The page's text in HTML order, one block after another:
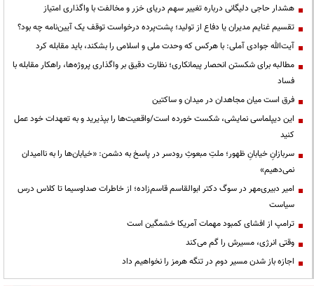
هشدار حاجی دلیگانی درباره تغییر سهم دریای خزر و مخالفت با واگذاری امتیاز
تقسیم غنایم مدیران یا دفاع از تولید؛ پشت‌پرده درخواست توقف یک آیین‌نامه چه بود؟
آیت‌الله جوادی آملی: با هرکس که وحدت ملی و اسلامی را بشکند، باید مقابله کرد
مطالبه برای شکستن انحصار پیمانکاری؛ نظارت دقیق بر واگذاری پروژه‌ها، راهکار مقابله با
فساد
فرق است میان مجاهدان در میدان و ساکتین
این دیپلماسی نمایشی، شکست خورده است/واقعیت‌ها را بپذیرید و به تعهدات خود عمل
کنید
سربازانِ خیابانِ ظهور؛ ملتِ مبعوثِ رودسر در پاسخ به دشمن: «خیابان‌ها را به ناامیدان
نمی‌دهیم»
امیر دبیری‌مهر در سوگ دکتر ابوالقاسم قاسم‌زاده؛ از خاطرات صداوسیما تا کلاس درس
سیاست
ترامپ از افشای کمبود مهمات آمریکا خشمگین است
وقتی انرژی، مسیرش را گم می‌کند
اجازه باز شدن مسیر دوم در تنگه هرمز را نخواهیم داد